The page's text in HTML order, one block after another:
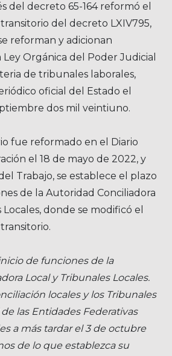
del decreto 65-164 reformó el
del decreto LXIV795,
reforman y adicionan
Ley Orgánica del Poder Judicial
de tribunales laborales,
oficial del Estado el
dos mil veintiuno.
fue reformado en el Diario
el 18 de mayo de 2022, y
Trabajo, se establece el plazo
de la Autoridad Conciliadora
donde se modificó el
de funciones de la
Local y Tribunales Locales.
locales y los Tribunales
las Entidades Federativas
a más tardar el 3 de octubre
de lo que establezca su